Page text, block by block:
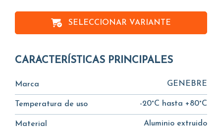
SELECCIONAR VARIANTE
CARACTERÍSTICAS PRINCIPALES
Marca GENEBRE
Temperatura de uso -20°C hasta +80°C
Material
Aluminio extruido